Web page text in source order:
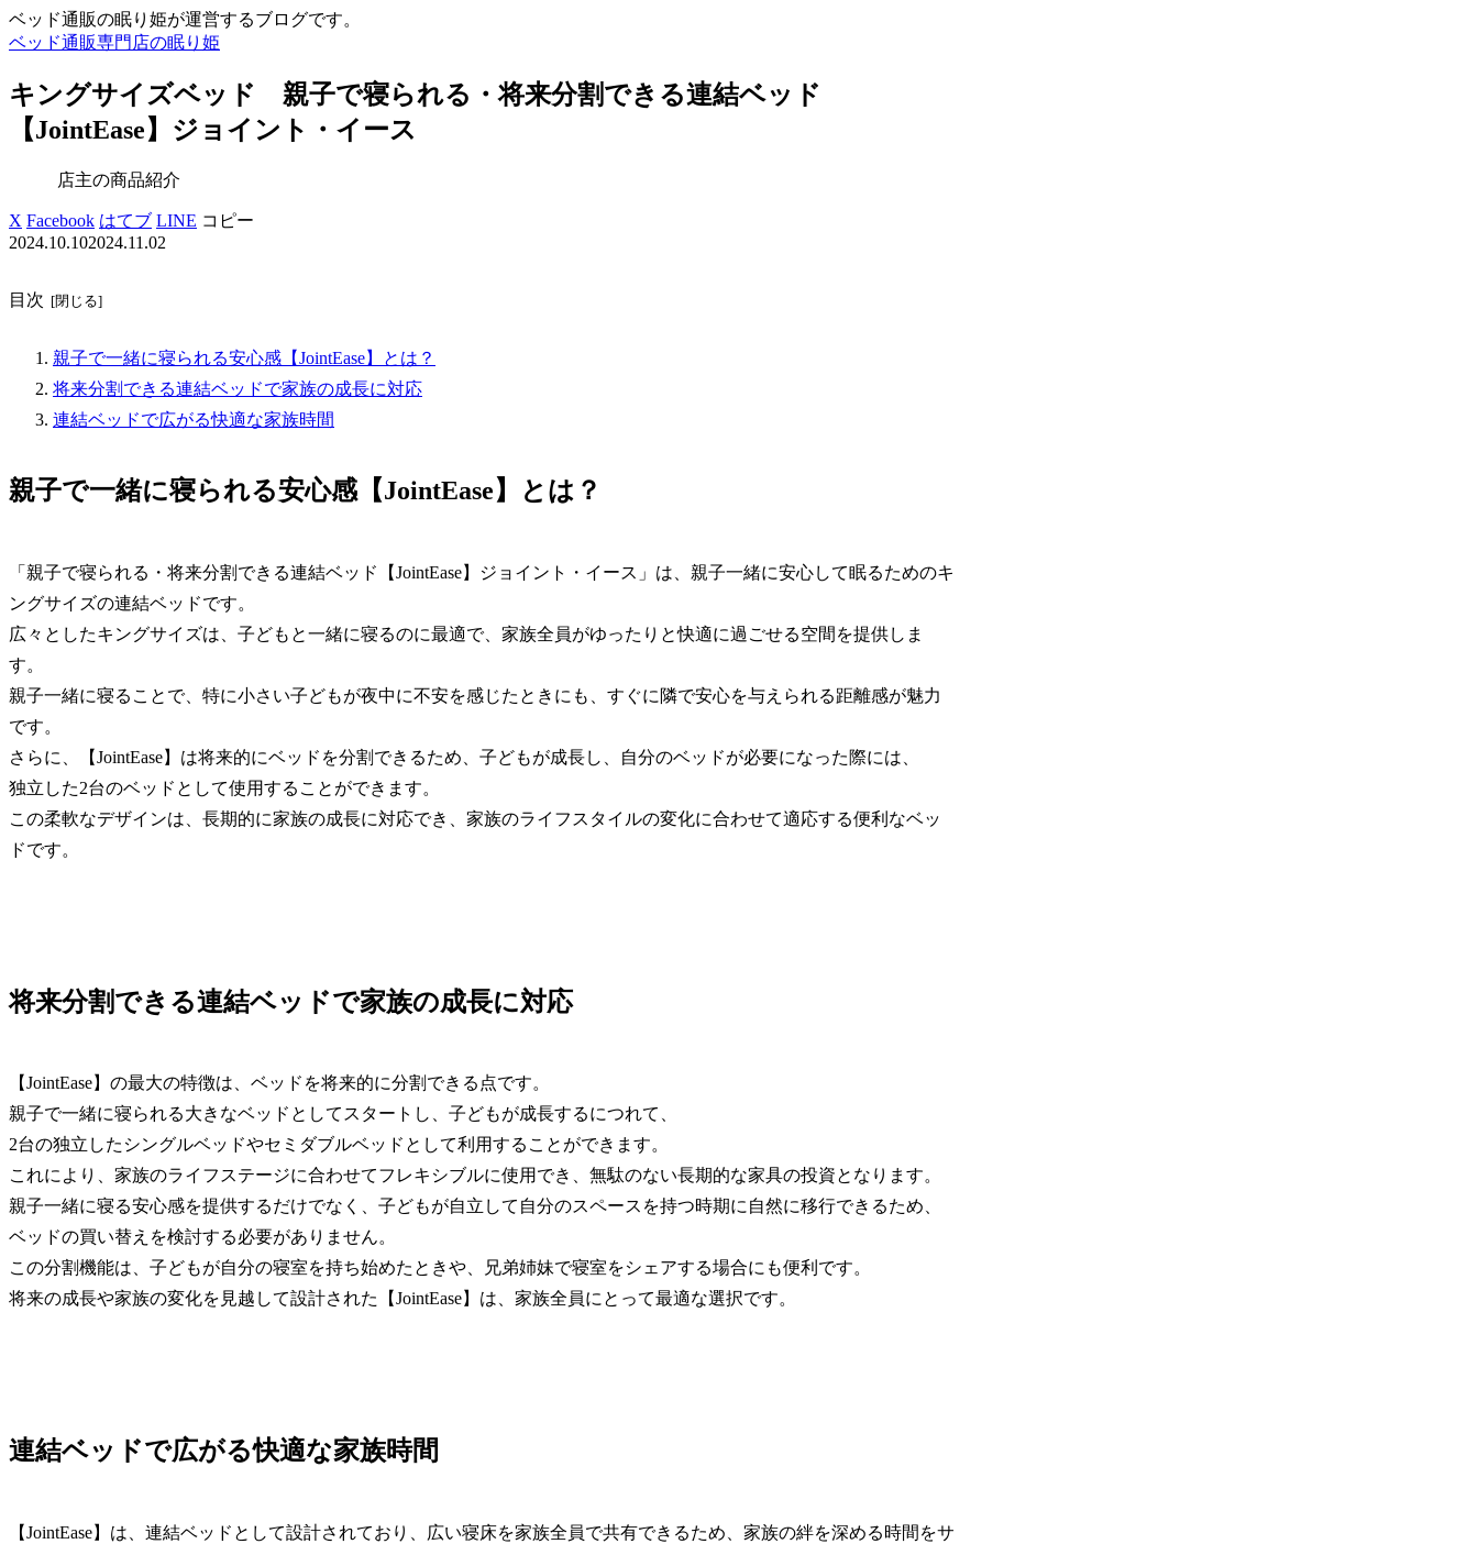
ベッド通販の眠り姫が運営するブログです。
ベッド通販専門店の眠り姫
キングサイズベッド 親子で寝られる・将来分割できる連結ベッド
【JointEase】ジョイント・イース
店主の商品紹介
X Facebook はてブ LINE コピー
2024.10.102024.11.02
目次
親子で一緒に寝られる安心感【JointEase】とは？
将来分割できる連結ベッドで家族の成長に対応
連結ベッドで広がる快適な家族時間
親子で一緒に寝られる安心感【JointEase】とは？
「親子で寝られる・将来分割できる連結ベッド【JointEase】ジョイント・イース」は、親子一緒に安心して眠るためのキ
ングサイズの連結ベッドです。
広々としたキングサイズは、子どもと一緒に寝るのに最適で、家族全員がゆったりと快適に過ごせる空間を提供しま
す。
親子一緒に寝ることで、特に小さい子どもが夜中に不安を感じたときにも、すぐに隣で安心を与えられる距離感が魅力
です。
さらに、【JointEase】は将来的にベッドを分割できるため、子どもが成長し、自分のベッドが必要になった際には、
独立した2台のベッドとして使用することができます。
この柔軟なデザインは、長期的に家族の成長に対応でき、家族のライフスタイルの変化に合わせて適応する便利なベッ
ドです。
将来分割できる連結ベッドで家族の成長に対応
【JointEase】の最大の特徴は、ベッドを将来的に分割できる点です。
親子で一緒に寝られる大きなベッドとしてスタートし、子どもが成長するにつれて、
2台の独立したシングルベッドやセミダブルベッドとして利用することができます。
これにより、家族のライフステージに合わせてフレキシブルに使用でき、無駄のない長期的な家具の投資となります。
親子一緒に寝る安心感を提供するだけでなく、子どもが自立して自分のスペースを持つ時期に自然に移行できるため、
ベッドの買い替えを検討する必要がありません。
この分割機能は、子どもが自分の寝室を持ち始めたときや、兄弟姉妹で寝室をシェアする場合にも便利です。
将来の成長や家族の変化を見越して設計された【JointEase】は、家族全員にとって最適な選択です。
連結ベッドで広がる快適な家族時間
【JointEase】は、連結ベッドとして設計されており、広い寝床を家族全員で共有できるため、家族の絆を深める時間をサ